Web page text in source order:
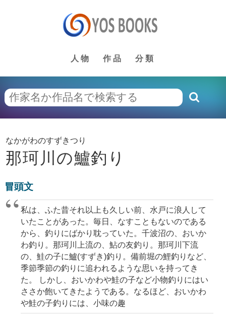
人物 作品 分類
なかがわのすずきつり
那珂川の鱸釣り
冒頭文
私は、ふた昔それ以上も久しい前、水戸に浪人して
いたことがあった。毎日、なすこともないのである
から、釣りにばかり耽っていた。千波沼の、おいか
わ釣り。那珂川上流の、鮎の友釣り。那珂川下流
の、鮭の子に鱸(すずき)釣り。備前堀の鯉釣りなど、
季節季節の釣りに追われるような思いを持ってき
た。 しかし、おいかわや鮭の子など小物釣りにはい
ささか飽いてきたようである。なるほど、おいかわ
や鮭の子釣りには、小味の趣